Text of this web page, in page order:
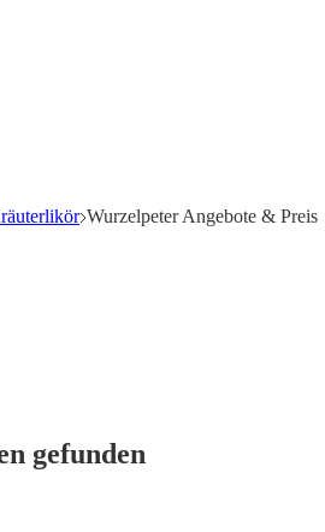
Wurzelpeter Angebote & Preis
gefunden